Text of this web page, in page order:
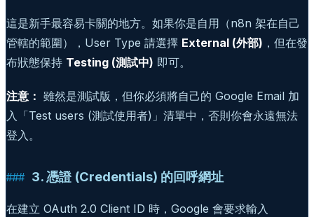
這是新手最容易卡關的地方。如果你是自用（n8n 架在自己
管轄的範圍），User Type 請選擇 External (外部) ，但在發
布狀態保持 Testing (測試中) 即可。
注意： 雖然是測試版，但你必須將自己的 Google Email 加
入「Test users (測試使用者)」清單中，否則你會永遠無法
登入。
3. 憑證 (Credentials) 的回呼網址
在建立 OAuth 2.0 Client ID 時，Google 會要求輸入